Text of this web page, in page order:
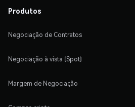
Produtos
Negociação de Contratos
Negociação à vista (Spot)
Margem de Negociação